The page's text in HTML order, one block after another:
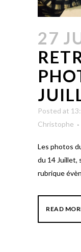
27
Posted at
Christophe
Les photos
du 14 Juillet,
rubrique
READ